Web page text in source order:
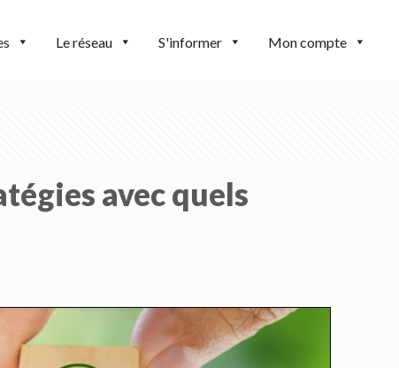
Le réseau S'informer Mon compte
avec quels